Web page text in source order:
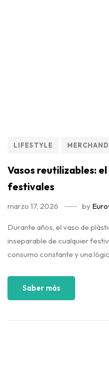
LIFESTYLE
Vasos reutilizables:
festivales
marzo 17, 2026 by
Durante años, el vaso de
inseparable de cualquier
consumo constante y una
Saber más